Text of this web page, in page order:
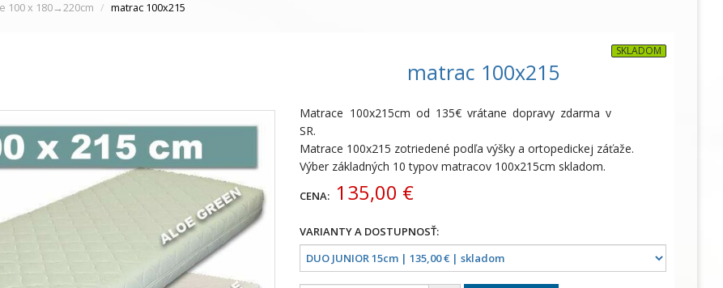
100 x 180→220cm matrac 100x215
matrac 100x215
SKLADOM
Matrace 100x215cm od 135€ vrátane dopravy zdarma v
SR.
Matrace 100x215 zotriedené podľa výšky a ortopedickej záťaže.
Výber základných 10 typov matracov 100x215cm skladom.
CENA: 135,00 €